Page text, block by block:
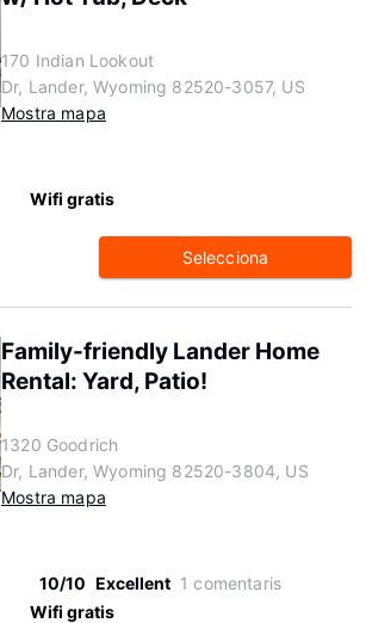
170 Indian Lookout
Dr, Lander, Wyoming 82520-3057, US
Mostra mapa
Wifi gratis
Selecciona
Family-friendly Lander Home
Rental: Yard, Patio!
1320 Goodrich
Dr, Lander, Wyoming 82520-3804, US
Mostra mapa
10/10 Excellent 1 comentaris
Wifi gratis